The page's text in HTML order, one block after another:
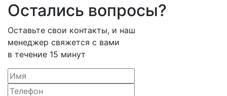
Остались вопросы?
Оставьте свои контакты, и наш
менеджер свяжется с вами
в течение 15 минут